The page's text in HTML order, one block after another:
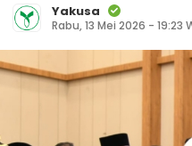
Yakusa
Rabu, 13 Mei 2026 - 19:23